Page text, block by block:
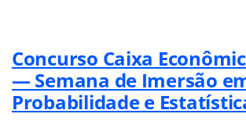
Concurso Caixa
— Semana de Imersão
Probabilidade e